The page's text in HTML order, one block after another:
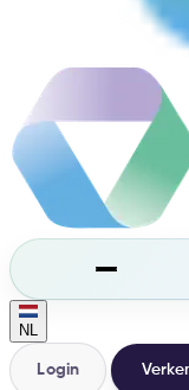
NL
Login